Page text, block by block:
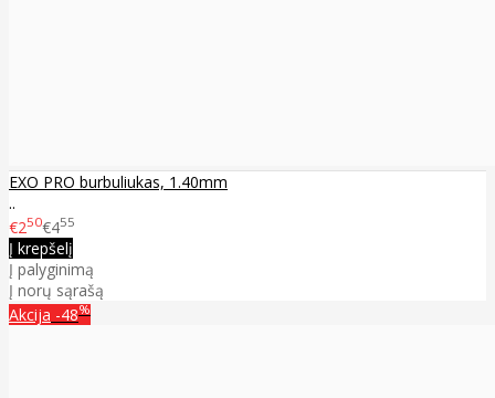
EXO PRO burbuliukas, 1.40mm
..
€250€455
Į krepšelį
Į palyginimą
Į norų sąrašą
Akcija -48%